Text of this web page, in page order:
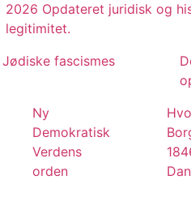
2026 Opdateret juridisk og
legitimitet.
fascismes
Ny
Demokratisk
Verdens
orden